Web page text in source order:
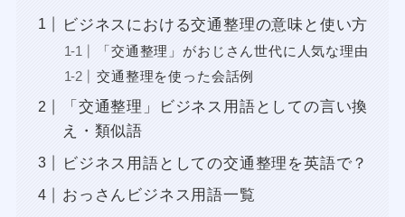
ビジネスにおける交通整理の意味と使い方
「交通整理」がおじさん世代に人気な理由
交通整理を使った会話例
「交通整理」ビジネス用語としての言い換
え・類似語
ビジネス用語としての交通整理を英語で？
おっさんビジネス用語一覧